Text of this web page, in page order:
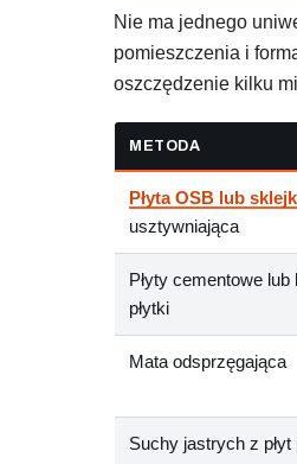
Nie ma jednego
pomieszczenia i
oszczędzenie kilku
METODA
Płyta OSB lub
usztywniająca
Płyty cementowe lub
płytki
Mata odsprzęgająca
Suchy jastrych z płyt